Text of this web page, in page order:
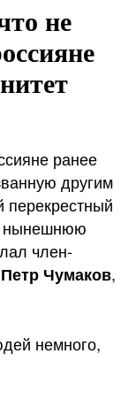
не
ранее
другим
перекрестный
нынешнюю
член-
Петр Чумаков,
немного,